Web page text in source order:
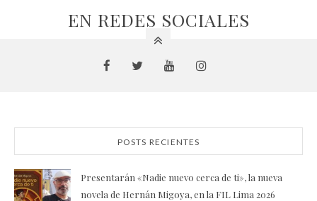
EN REDES SOCIALES
POSTS RECIENTES
Presentarán «Nadie nuevo cerca de ti», la nueva
novela de Hernán Migoya, en la FIL Lima 2026